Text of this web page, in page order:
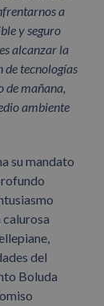
a
y seguro
alcanzar la
tecnologías
de mañana,
ambiente
su mandato
calurosa
del
Boluda